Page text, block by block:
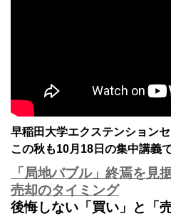
早稲田大学エクステンション
この秋も10月18日の集中講義で
「局地バブル」終焉を見
売却のタイミング
後悔しない「買い」と「